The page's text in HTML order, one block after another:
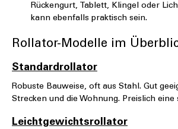
Rückengurt, Tablett, Klingel oder
kann ebenfalls praktisch sein.
Rollator-Modelle im
Standardrollator
Robuste Bauweise, oft aus Stahl. Gut
Strecken und die Wohnung. Preislich eine
Leichtgewichtsrollator